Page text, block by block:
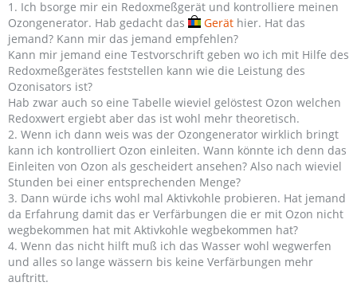
1. Ich bsorge mir ein Redoxmeßgerät und kontrolliere meinen
Ozongenerator. Hab gedacht das
Gerät hier. Hat das
jemand? Kann mir das jemand empfehlen?
Kann mir jemand eine Testvorschrift geben wo ich mit Hilfe des
Redoxmeßgerätes feststellen kann wie die Leistung des
Ozonisators ist?
Hab zwar auch so eine Tabelle wieviel gelöstest Ozon welchen
Redoxwert ergiebt aber das ist wohl mehr theoretisch.
2. Wenn ich dann weis was der Ozongenerator wirklich bringt
kann ich kontrolliert Ozon einleiten. Wann könnte ich denn das
Einleiten von Ozon als gescheidert ansehen? Also nach wieviel
Stunden bei einer entsprechenden Menge?
3. Dann würde ichs wohl mal Aktivkohle probieren. Hat jemand
da Erfahrung damit das er Verfärbungen die er mit Ozon nicht
wegbekommen hat mit Aktivkohle wegbekommen hat?
4. Wenn das nicht hilft muß ich das Wasser wohl wegwerfen
und alles so lange wässern bis keine Verfärbungen mehr
auftritt.